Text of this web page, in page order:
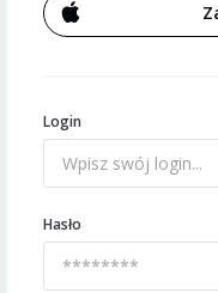
Login
Hasło